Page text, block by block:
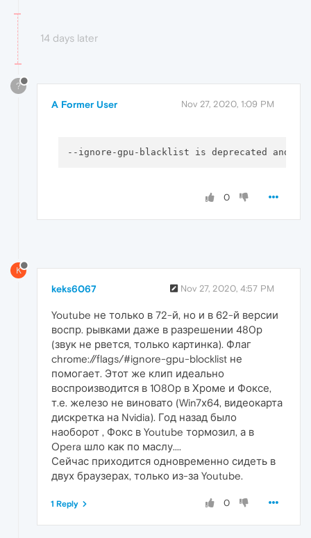
14 days later
?
A Former User Nov 27, 2020, 1:09 PM
--ignore-gpu-blacklist is deprecated and
0
K
keks6067 Nov 27, 2020, 4:57 PM
Youtube не только в 72-й, но и в 62-й версии
воспр. рывками даже в разрешении 480р
(звук не рвется, только картинка). Флаг
chrome://flags/#ignore-gpu-blocklist не
помогает. Этот же клип идеально
воспроизводится в 1080р в Хроме и Фоксе,
т.е. железо не виновато (Win7х64, видеокарта
дискретка на Nvidia). Год назад было
наоборот , Фокс в Youtube тормозил, а в
Opera шло как по маслу....
Сейчас приходится одновременно сидеть в
двух браузерах, только из-за Youtube.
0
1 Reply